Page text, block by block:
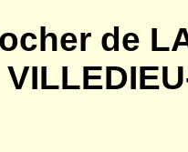
de